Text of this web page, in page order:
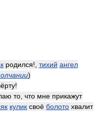
родился!, тихий ангел
)
то, что мне прикажут
кулик своё болото хвалит